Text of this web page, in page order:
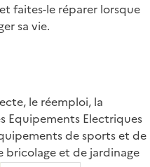
faites-le réparer lorsque
sa vie.
le réemploi, la
Equipements Electriques
de sports et de
bricolage et de jardinage